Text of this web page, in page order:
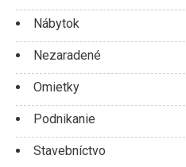
Nábytok
Nezaradené
Omietky
Podnikanie
Stavebníctvo